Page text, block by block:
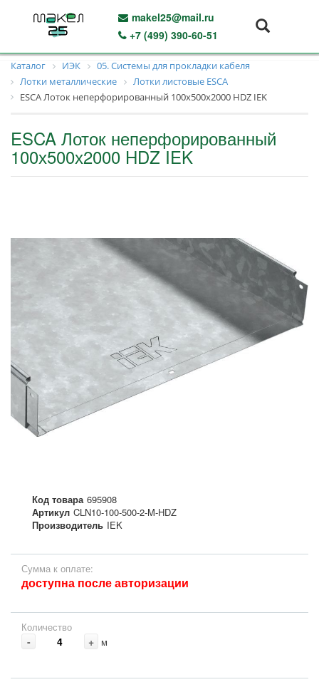
makel25@mail.ru
+7 (499) 390-60-51
Каталог ИЭК
05. Системы для прокладки кабеля
Лотки металлические
Лотки листовые ESCA
ESCA Лоток неперфорированный 100х500х2000 HDZ IEK
ESCA Лоток неперфорированный
100х500х2000 HDZ IEK
Код товара 695908
Артикул CLN10-100-500-2-M-HDZ
Производитель IEK
Сумма к оплате:
доступна после авторизации
Количество
- + м